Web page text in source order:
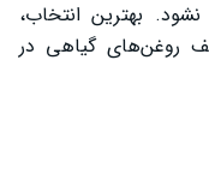
بهترین انتخاب،
روغن‌های گیاهی در